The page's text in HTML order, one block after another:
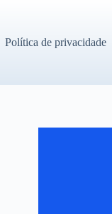
Política de privacidade